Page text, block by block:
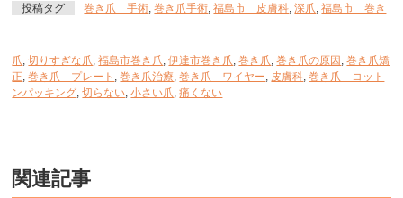
投稿タグ 巻き爪 手術,巻き爪手術,福島市 皮膚科,深爪,福島市 巻き
爪,切りすぎな爪,福島市巻き爪,伊達市巻き爪,巻き爪,巻き爪の原因 ,巻き爪矯
正,巻き爪 プレート ,巻き爪治療,巻き爪 ワイヤー, 皮膚科,巻き爪 コット
ンパッキング,切らない,小さい爪,痛くない
関連記事